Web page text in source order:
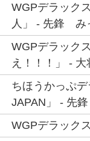
WGPデラック
人」 - 先鋒 み
WGPデラック
え！！！」 -
ちほうかっぷ
JAPAN」 - 先
WGPデラック